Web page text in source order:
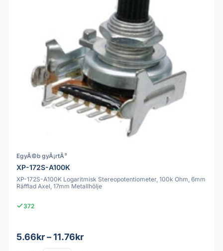
EgyÃ©b gyÃ¡rtÃ³
XP-172S-A100K
XP-172S-A100K Logaritmisk Stereopotentiometer, 100k Ohm, 6mm
Räfflad Axel, 17mm Metallhölje
372
5.66kr – 11.76kr